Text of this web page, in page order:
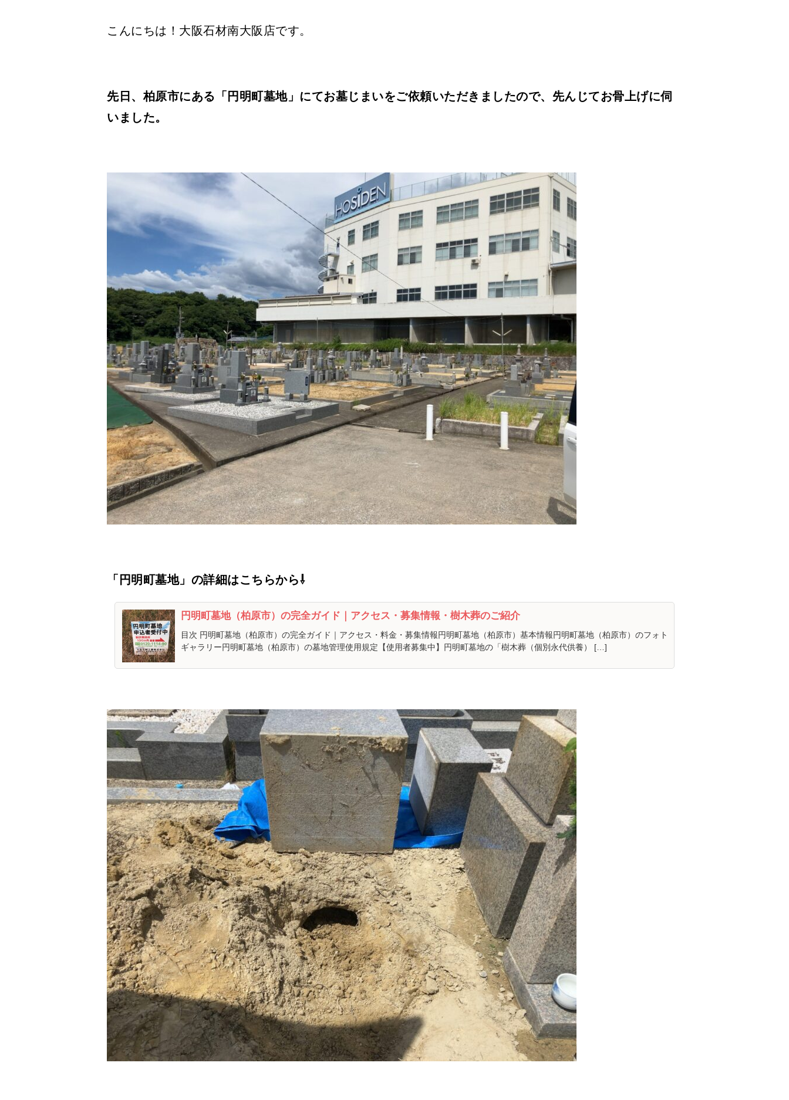
こんにちは！大阪石材南大阪店です。
先日、柏原市にある「円明町墓地」にてお墓じまいをご依頼いただきましたので、先んじてお骨上げに伺
いました。
「円明町墓地」の詳細はこちらから⇩
円明町墓地（柏原市）の完全ガイド｜アクセス・募集情報・樹木葬のご紹介
目次 円明町墓地（柏原市）の完全ガイド｜アクセス・料金・募集情報円明町墓地（柏原市）基本情報円明町墓地（柏原市）のフォト
ギャラリー円明町墓地（柏原市）の墓地管理使用規定【使用者募集中】円明町墓地の「樹木葬（個別永代供養） […]